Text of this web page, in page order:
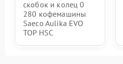
скобок и колец 0
280 кофемашины
Saeco Aulika EVO
TOP HSC